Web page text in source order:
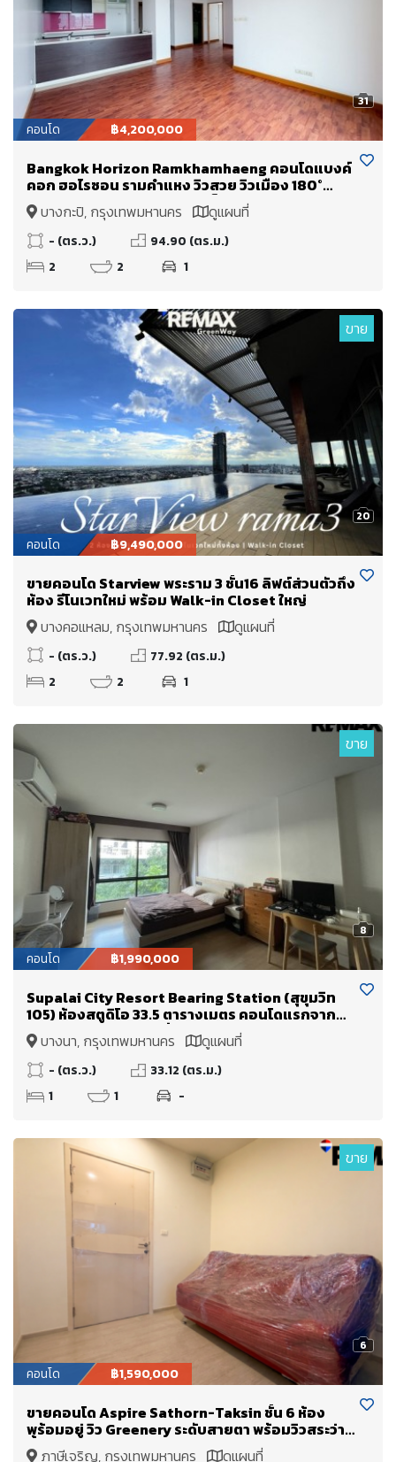
31
คอนโด ฿4,200,000
Bangkok Horizon Ramkhamhaeng คอนโดแบงค์
คอก ฮอไรซอน รามคำแหง วิวสวย วิวเมือง 180°
องศา วิวพาโนรามา ห้องนอนเห็นวิวทุกห้อง
บางกะปิ, กรุงเทพมหานคร ดูแผนที่
- (ตร.ว.)
94.90 (ตร.ม.)
2
2 1
20
ขาย
คอนโด ฿9,490,000
ขายคอนโด Starview พระราม 3 ชั้น16 ลิฟต์ส่วนตัวถึง
ห้อง รีโนเวทใหม่ พร้อม Walk-in Closet ใหญ่
บางคอแหลม, กรุงเทพมหานคร
ดูแผนที่
- (ตร.ว.)
77.92 (ตร.ม.)
2
2 1
8
ขาย
คอนโด ฿1,990,000
Supalai City Resort Bearing Station (สุขุมวิท
105) ห้องสตูดิโอ 33.5 ตารางเมตร คอนโดแรกจาก
ปากซอย!! ลงBTS แบริ่งถึงซอยเลย
บางนา, กรุงเทพมหานคร ดูแผนที่
- (ตร.ว.)
33.12 (ตร.ม.)
1
1 -
6
ขาย
คอนโด ฿1,590,000
ขายคอนโด Aspire Sathorn-Taksin ชั้น 6 ห้อง
พร้อมอยู่ วิว Greenery ระดับสายตา พร้อมวิวสระว่าย
น้ำ ภาษีเจริญ, กรุงเทพมหานคร ดูแผนที่